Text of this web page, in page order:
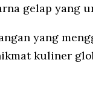
gelap yang
yang
kuliner